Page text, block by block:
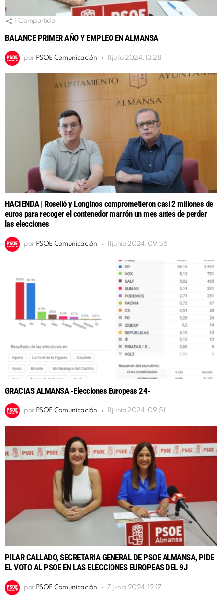
Compartido
BALANCE PRIMER AÑO Y EMPLEO EN ALMANSA
por PSOE Comunicación 11 julio 2024, 13:28
HACIENDA | Roselló y Longinos comprometieron casi 2 millones de
euros para recoger el contenedor marrón un mes antes de perder
las elecciones
por PSOE Comunicación 11 junio 2024, 09:56
GRACIAS ALMANSA -Elecciones Europeas 24-
por PSOE Comunicación 11 junio 2024, 09:51
PILAR CALLADO, SECRETARIA GENERAL DE PSOE ALMANSA, PIDE
EL VOTO AL PSOE EN LAS ELECCIONES EUROPEAS DEL 9J
por PSOE Comunicación 7 junio 2024, 12:17